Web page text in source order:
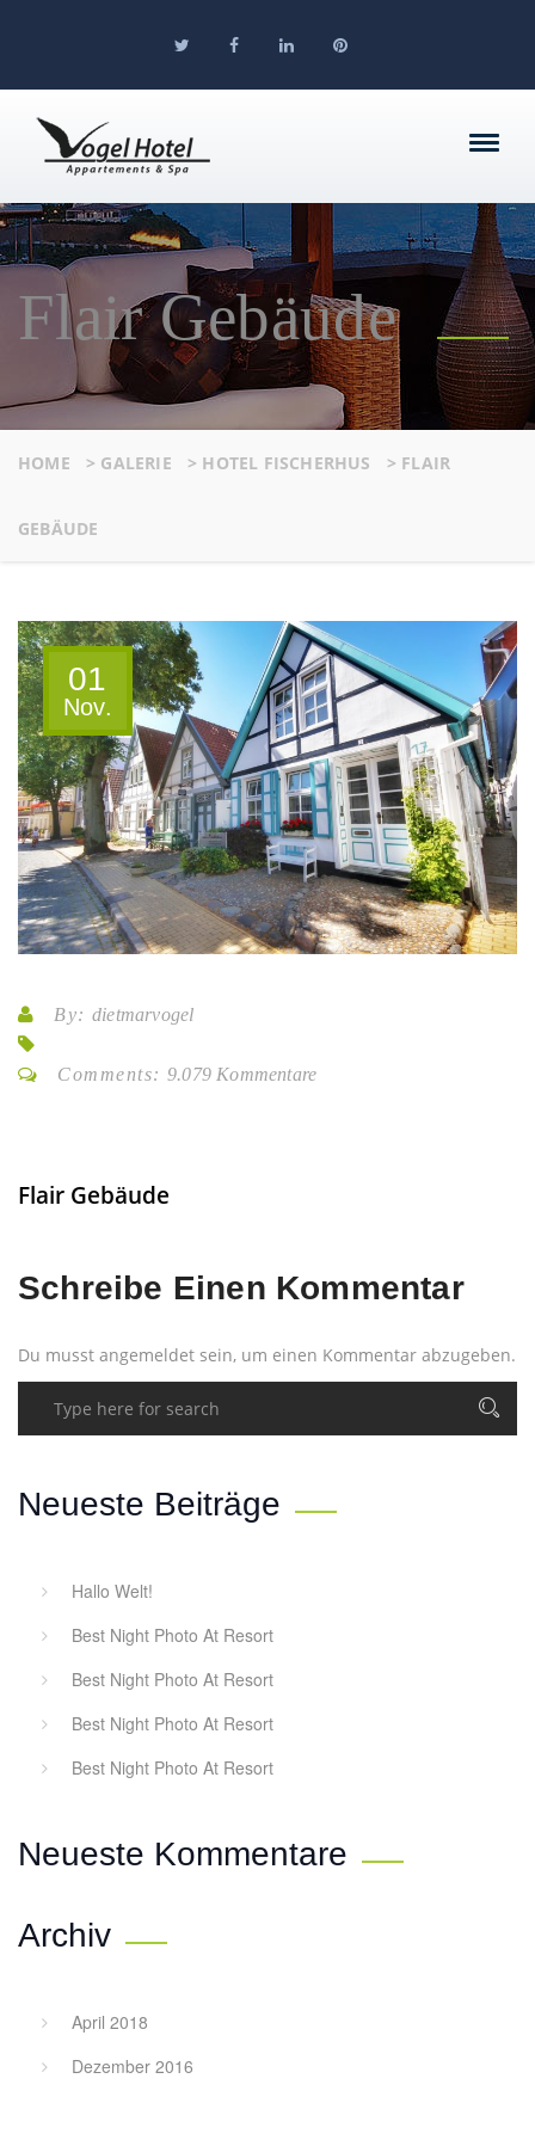
Flair Gebäude
HOME > GALERIE > HOTEL FISCHERHUS > FLAIR
GEBÄUDE
01
Nov.
By: dietmarvogel
Comments: 9.079 Kommentare
Flair Gebäude
Schreibe Einen Kommentar
Du musst angemeldet sein, um einen Kommentar abzugeben.
Neueste Beiträge
Hallo Welt!
Best Night Photo At Resort
Best Night Photo At Resort
Best Night Photo At Resort
Best Night Photo At Resort
Neueste Kommentare
Archiv
April 2018
Dezember 2016